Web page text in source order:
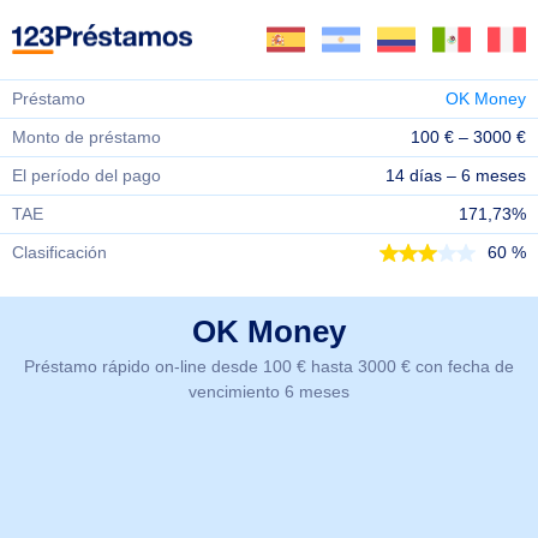
Préstamo
OK Money
Monto de préstamo
100 € – 3000 €
El período del pago
14 días – 6 meses
TAE
171,73%
Clasificación
60 %
OK Money
Préstamo rápido on-line desde 100 € hasta 3000 € con fecha de
vencimiento 6 meses